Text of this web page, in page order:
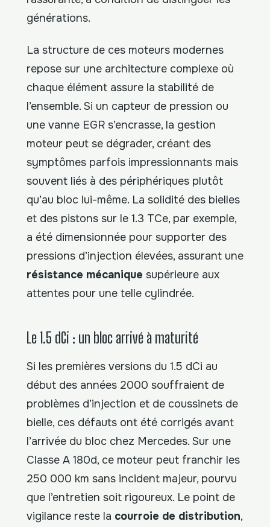
générations.
La structure de ces moteurs modernes
repose sur une architecture complexe où
chaque élément assure la stabilité de
l’ensemble. Si un capteur de pression ou
une vanne EGR s’encrasse, la gestion
moteur peut se dégrader, créant des
symptômes parfois impressionnants mais
souvent liés à des périphériques plutôt
qu’au bloc lui-même. La solidité des bielles
et des pistons sur le 1.3 TCe, par exemple,
a été dimensionnée pour supporter des
pressions d’injection élevées, assurant une
résistance mécanique supérieure aux
attentes pour une telle cylindrée.
Le 1.5 dCi : un bloc arrivé à maturité
Si les premières versions du 1.5 dCi au
début des années 2000 souffraient de
problèmes d’injection et de coussinets de
bielle, ces défauts ont été corrigés avant
l’arrivée du bloc chez Mercedes. Sur une
Classe A 180d, ce moteur peut franchir les
250 000 km sans incident majeur, pourvu
que l’entretien soit rigoureux. Le point de
vigilance reste la courroie de distribution,